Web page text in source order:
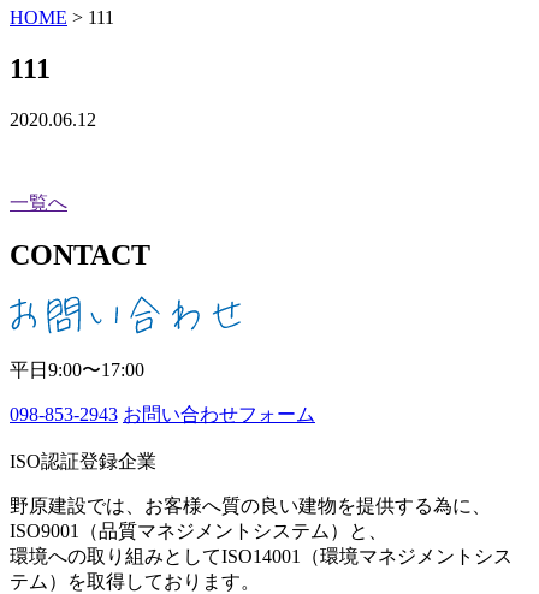
HOME > 111
111
2020.06.12
一覧へ
CONTACT
平日9:00〜17:00
098-853-2943 お問い合わせフォーム
ISO認証登録企業
野原建設では、お客様へ質の良い建物を提供する為に、
ISO9001（品質マネジメントシステム）と、
環境への取り組みとしてISO14001（環境マネジメントシス
テム）を取得しております。